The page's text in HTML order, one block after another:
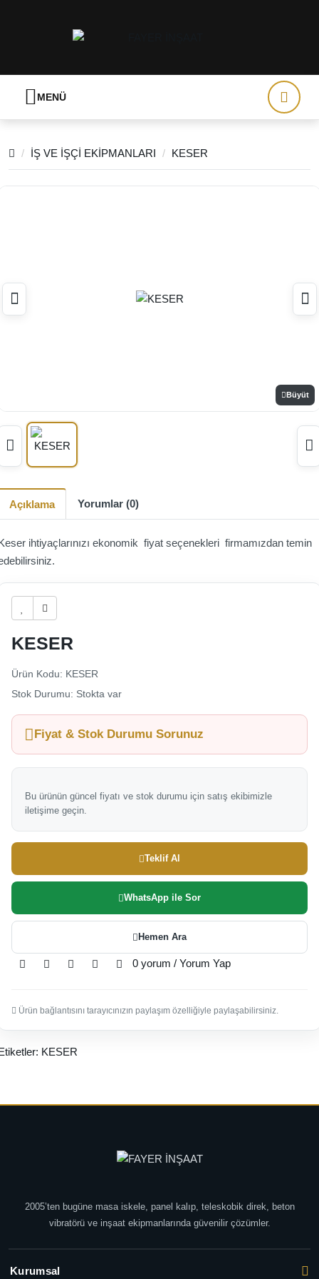
MENÜ
İŞ VE İŞÇİ EKİPMANLARI KESER
Büyüt
Açıklama Yorumlar (0)
ihtiyaçlarınızı ekonomik fiyat seçenekleri firmamızdan temin
KESER
Ürün Kodu: KESER
Stok Durumu: Stokta var
Fiyat & Stok Durumu Sorunuz
Bu ürünün güncel fiyatı ve stok durumu için satış ekibimizle
iletişime geçin.
Teklif Al
WhatsApp ile Sor
Hemen Ara
0 yorum / Yorum Yap
Ürün bağlantısını tarayıcınızın paylaşım özelliğiyle paylaşabilirsiniz.
KESER
2005’ten bugüne masa iskele, panel kalıp, teleskobik direk, beton
vibratörü ve inşaat ekipmanlarında güvenilir çözümler.
Kurumsal